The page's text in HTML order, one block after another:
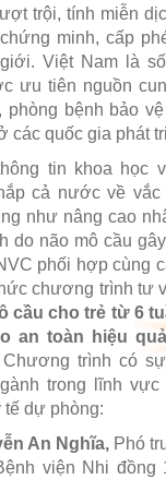
trội, tính miễn
minh, cấp
Việt Nam là
ưu tiên nguồn
bệnh bảo
các quốc gia phát
tin khoa học
cả nước về vắc
như nâng cao
do não mô cầu
phối hợp cùng
chương trình tư
cầu cho trẻ từ 6
an toàn hiệu
Chương trình có
trong lĩnh vực
tế dự phòng:
An Nghĩa, Phó
viện Nhi đồng